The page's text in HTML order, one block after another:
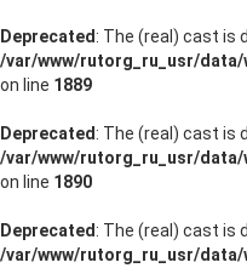
Deprecated : The (real) cast is
/var/www/rutorg_ru_usr/
on line 1889
Deprecated : The (real) cast is
/var/www/rutorg_ru_usr/
on line 1890
Deprecated : The (real) cast is
/var/www/rutorg_ru_usr/